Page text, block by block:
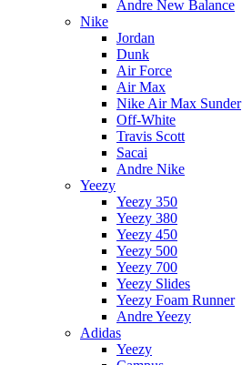
Andre New Balance
Nike
Jordan
Dunk
Air Force
Air Max
Nike Air Max Sunder
Off-White
Travis Scott
Sacai
Andre Nike
Yeezy
Yeezy 350
Yeezy 380
Yeezy 450
Yeezy 500
Yeezy 700
Yeezy Slides
Yeezy Foam Runner
Andre Yeezy
Adidas
Yeezy